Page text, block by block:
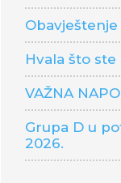
Hvala što
VAŽNA
Grupa D u
2026.